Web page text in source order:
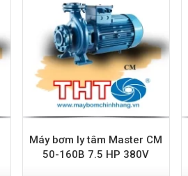
Máy bơm ly tâm Master CM
50-160B 7.5 HP 380V